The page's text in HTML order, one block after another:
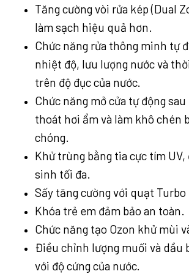
Tăng cường vòi rửa kép (Dual
làm sạch hiệu quả hơn.
Chức năng rửa thông minh tự
nhiệt độ, lưu lượng nước và
trên độ đục của nước.
Chức năng mở cửa tự động
thoát hơi ẩm và làm khô chén
chóng.
Khử trùng bằng tia cực tím UV,
sinh tối đa.
Sấy tăng cường với quạt Turbo
Khóa trẻ em đảm bảo an toàn.
Chức năng tạo Ozon khử mùi
Điều chỉnh lượng muối và dầu
với độ cứng của nước.